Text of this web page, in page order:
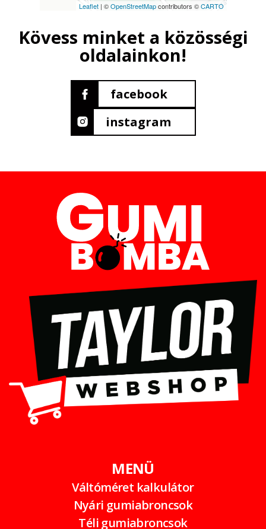
Leaflet| ©OpenStreetMapcontributors ©CARTO
Kövess minket a közösségi
oldalainkon!
facebook
instagram
MENÜ
Váltóméret kalkulátor
Nyári gumiabroncsok
Téli gumiabroncsok